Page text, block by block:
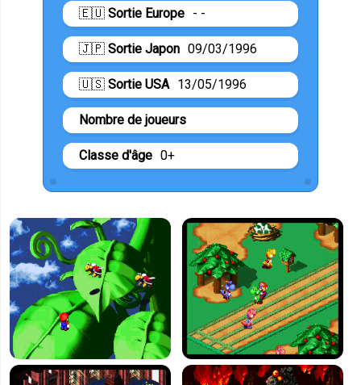
🇪🇺 Sortie Europe - -
🇯🇵 Sortie Japon 09/03/1996
🇺🇸 Sortie USA 13/05/1996
Nombre de joueurs
Classe d'âge 0+